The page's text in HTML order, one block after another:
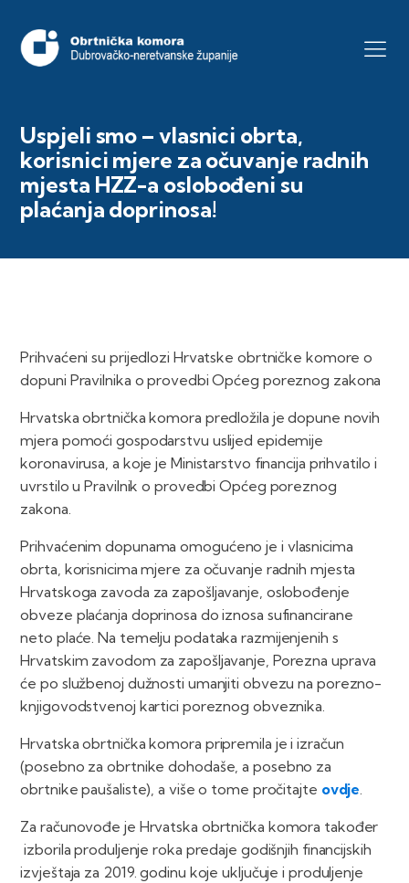
Uspjeli smo – vlasnici obrta,
korisnici mjere za očuvanje radnih
mjesta HZZ-a oslobođeni su
plaćanja doprinosa!
Prihvaćeni su prijedlozi Hrvatske obrtničke komore o
dopuni Pravilnika o provedbi Općeg poreznog zakona
Hrvatska obrtnička komora predložila je dopune novih
mjera pomoći gospodarstvu uslijed epidemije
koronavirusa, a koje je Ministarstvo financija prihvatilo i
uvrstilo u Pravilnik o provedbi Općeg poreznog
zakona.
Prihvaćenim dopunama omogućeno je i vlasnicima
obrta, korisnicima mjere za očuvanje radnih mjesta
Hrvatskoga zavoda za zapošljavanje, oslobođenje
obveze plaćanja doprinosa do iznosa sufinancirane
neto plaće. Na temelju podataka razmijenjenih s
Hrvatskim zavodom za zapošljavanje, Porezna uprava
će po službenoj dužnosti umanjiti obvezu na porezno-
knjigovodstvenoj kartici poreznog obveznika.
Hrvatska obrtnička komora pripremila je i izračun
(posebno za obrtnike dohodaše, a posebno za
obrtnike paušaliste), a više o tome pročitajte ovdje.
Za računovođe je Hrvatska obrtnička komora također
izborila produljenje roka predaje godišnjih financijskih
izvještaja za 2019. godinu koje uključuje i produljenje